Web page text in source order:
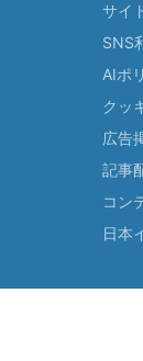
サイ
SNS
AIポ
クッ
広告
記事
コン
日本